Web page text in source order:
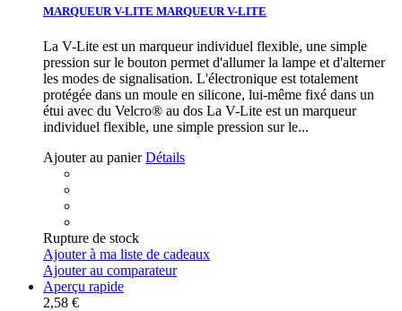
MARQUEUR V-LITE MARQUEUR V-LITE
La V-Lite est un marqueur individuel flexible, une simple
pression sur le bouton permet d'allumer la lampe et d'alterner
les modes de signalisation. L'électronique est totalement
protégée dans un moule en silicone, lui-même fixé dans un
étui avec du Velcro® au dos La V-Lite est un marqueur
individuel flexible, une simple pression sur le...
Ajouter au panier Détails
Rupture de stock
Ajouter à ma liste de cadeaux
Ajouter au comparateur
Aperçu rapide
2,58 €